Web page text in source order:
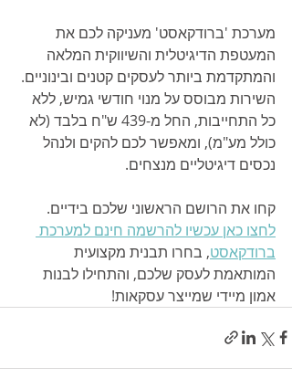
מערכת 'ברודקאסט' מעניקה לכם את
המעטפת הדיגיטלית והשיווקית המלאה
והמתקדמת ביותר לעסקים קטנים ובינוניים.
השירות מבוסס על מנוי חודשי גמיש, ללא
כל התחייבות, החל מ-439 ש"ח בלבד (לא
כולל מע"מ), ומאפשר לכם להקים ולנהל
נכסים דיגיטליים מנצחים.
קחו את הרושם הראשוני שלכם בידיים.
לחצו כאן עכשיו להרשמה חינם למערכת
ברודקאסט, בחרו תבנית מקצועית
המותאמת לעסק שלכם, והתחילו לבנות
אמון מיידי שמייצר עסקאות!